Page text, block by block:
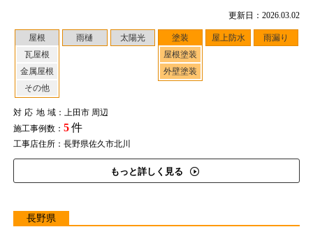
更新日：2026.03.02
屋根
瓦屋根
金属屋根
その他
雨樋 太陽光
塗装
屋根塗装
外壁塗装
屋上防水 雨漏り
対応地域：上田市 周辺
施工事例数： 5件
工事店住所：長野県佐久市北川
もっと詳しく見る
長野県